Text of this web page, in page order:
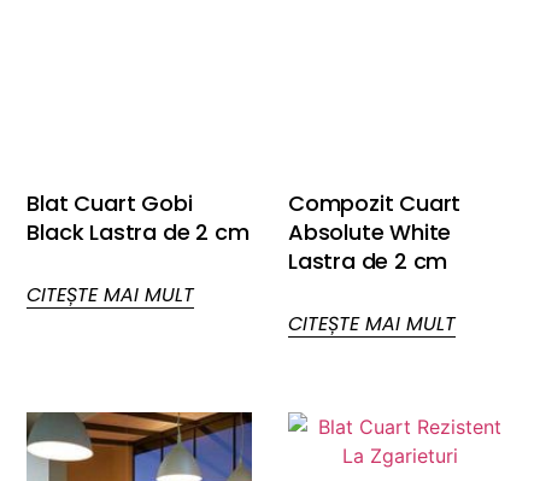
Blat Cuart Gobi
Black Lastra de 2 cm
CITEȘTE MAI MULT
Compozit Cuart
Absolute White
Lastra de 2 cm
CITEȘTE MAI MULT